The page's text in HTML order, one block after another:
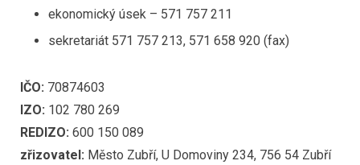
ekonomický úsek – 571 757 211
sekretariát 571 757 213, 571 658 920 (fax)
IČO: 70874603
IZO: 102 780 269
REDIZO: 600 150 089
zřizovatel: Město Zubří, U Domoviny 234, 756 54 Zubří